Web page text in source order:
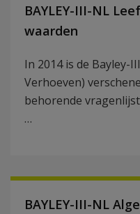
BAYLEY-III-NL
waarden
In 2014 is de Bayley-
Verhoeven)
behorende
…
BAYLEY-III-NL